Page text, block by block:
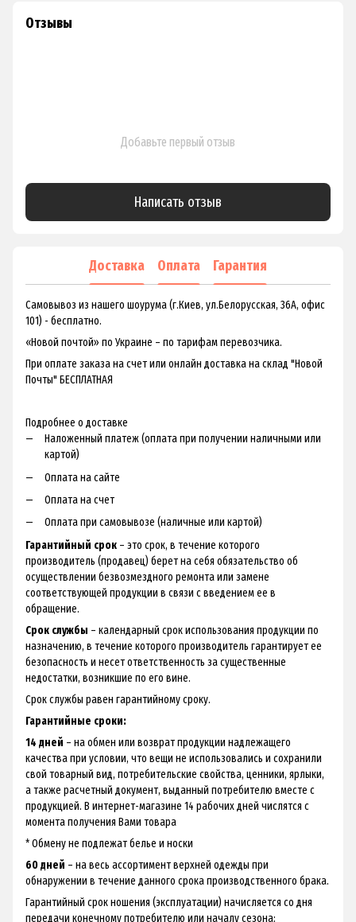
Отзывы
Добавьте первый отзыв
Написать отзыв
Доставка Оплата Гарантия
Самовывоз из нашего шоурума (г.Киев, ул.Белорусская, 36А, офис
101) - бесплатно.
«Новой почтой» по Украине – по тарифам перевозчика.
При оплате заказа на счет или онлайн доставка на склад "Новой
Почты" БЕСПЛАТНАЯ
Подробнее о доставке
Наложенный платеж (оплата при получении наличными или
картой)
Оплата на сайте
Оплата на счет
Оплата при самовывозе (наличные или картой)
Гарантийный срок – это срок, в течение которого
производитель (продавец) берет на себя обязательство об
осуществлении безвозмездного ремонта или замене
соответствующей продукции в связи с введением ее в
обращение.
Срок службы – календарный срок использования продукции по
назначению, в течение которого производитель гарантирует ее
безопасность и несет ответственность за существенные
недостатки, возникшие по его вине.
Срок службы равен гарантийному сроку.
Гарантийные сроки:
14 дней – на обмен или возврат продукции надлежащего
качества при условии, что вещи не использовались и сохранили
свой товарный вид, потребительские свойства, ценники, ярлыки,
а также расчетный документ, выданный потребителю вместе с
продукцией. В интернет-магазине 14 рабочих дней числятся с
момента получения Вами товара
* Обмену не подлежат белье и носки
60 дней – на весь ассортимент верхней одежды при
обнаружении в течение данного срока производственного брака.
Гарантийный срок ношения (эксплуатации) начисляется со дня
передачи конечному потребителю или началу сезона: